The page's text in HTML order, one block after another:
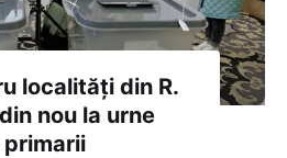
localități din R.
nou la urne